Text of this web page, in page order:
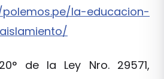
la-educacion-
de la Ley Nro. 29571,